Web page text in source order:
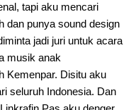
tapi aku mencari
dan punya sound design
jadi juri untuk acara
musik anak
Kemenpar. Disitu aku
seluruh Indonesia. Dan